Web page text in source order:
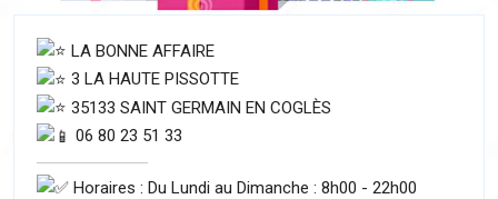
LA BONNE AFFAIRE
3 LA HAUTE PISSOTTE
35133 SAINT GERMAIN EN COGLÈS
06 80 23 51 33
Horaires : Du Lundi au Dimanche : 8h00 - 22h00